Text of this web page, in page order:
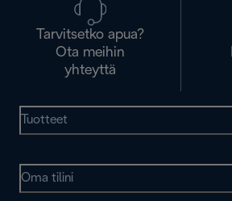
Tarvitsetko apua?
Ota meihin
yhteyttä
Tuotteet
Oma tilini